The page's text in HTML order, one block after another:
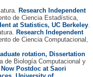
Research Independent
de Ciencia Estadística,
at Statistics, UC Berkeley
Research Independent
de Ciencia Computacional,
rotation, Dissertation
de Biología Computacional y
Now Postdoc at Saori